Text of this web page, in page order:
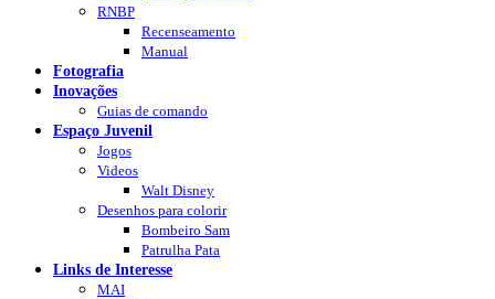
RNBP
Recenseamento
Manual
Fotografia
Inovações
Guias de comando
Espaço Juvenil
Jogos
Videos
Walt Disney
Desenhos para colorir
Bombeiro Sam
Patrulha Pata
Links de Interesse
MAI